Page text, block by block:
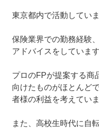
東京都内で活動していま
保険業界での勤務経験
アドバイスをしています
プロのFPが提案する商
向けたものがほとんど
者様の利益を考えていま
また、高校生時代に自